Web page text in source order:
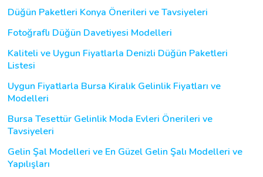
Düğün Paketleri Konya Önerileri ve Tavsiyeleri
Fotoğraflı Düğün Davetiyesi Modelleri
Kaliteli ve Uygun Fiyatlarla Denizli Düğün Paketleri
Listesi
Uygun Fiyatlarla Bursa Kiralık Gelinlik Fiyatları ve
Modelleri
Bursa Tesettür Gelinlik Moda Evleri Önerileri ve
Tavsiyeleri
Gelin Şal Modelleri ve En Güzel Gelin Şalı Modelleri ve
Yapılışları